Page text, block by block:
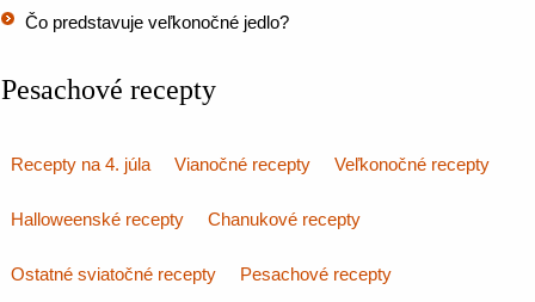
Čo predstavuje veľkonočné jedlo?
Pesachové recepty
Recepty na 4. júla Vianočné recepty Veľkonočné recepty
Halloweenské recepty Chanukové recepty
Ostatné sviatočné recepty Pesachové recepty